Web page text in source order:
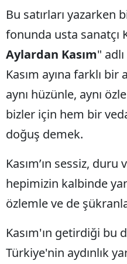
Bu satırları yazarken
fonunda usta sanatçı
Aylardan Kasım"
Kasım ayına farklı
aynı hüzünle, aynı
bizler için hem bir
doğuş demek.
Kasım’ın sessiz,
hepimizin kalbinde
özlemle ve de
Kasım'ın getirdiği bu
Türkiye'nin aydınlık